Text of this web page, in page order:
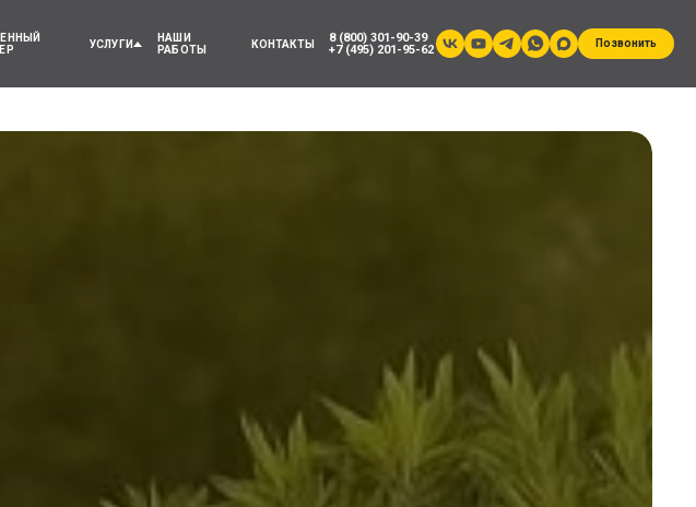
УСЛУГИ
НАШИ
РАБОТЫ
КОНТАКТЫ
8 (800) 301-90-39
+7 (495) 201-95-62
Позвонить